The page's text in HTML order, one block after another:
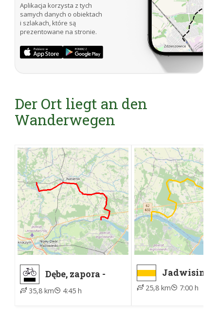
Aplikacja korzysta z tych
samych danych o obiektach
i szlakach, które są
prezentowane na stronie.
Der Ort liegt an den
Wanderwegen
Dębe, zapora -
Cieksyn, PKP
35,8 km 4:45 h
Jadwisin,
szkoła, ZTM
25,8 km 7:00 h